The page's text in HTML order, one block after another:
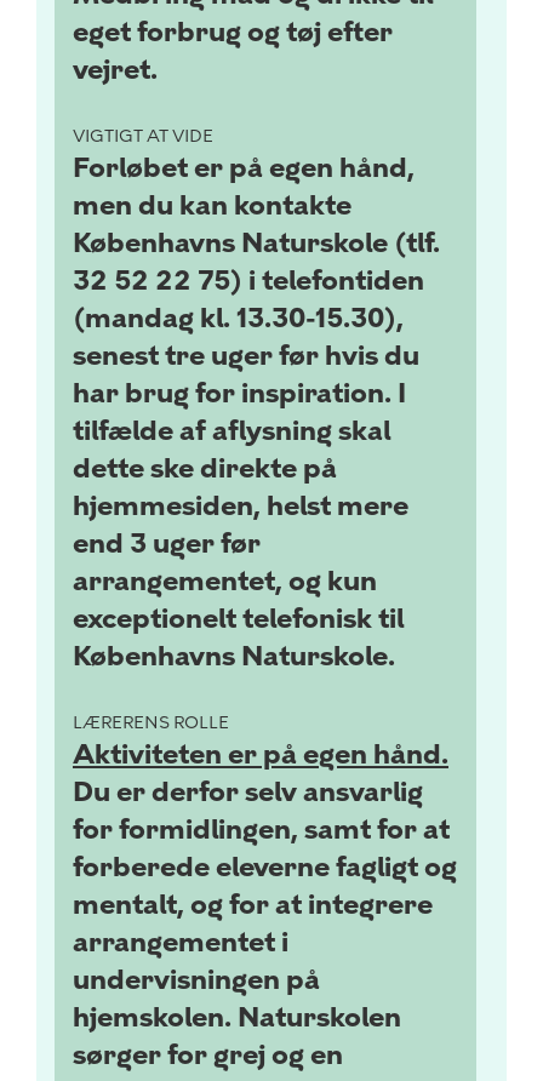
eget forbrug og tøj efter
vejret.
VIGTIGT AT VIDE
Forløbet er på egen hånd,
men du kan kontakte
Københavns Naturskole (tlf.
32 52 22 75) i telefontiden
(mandag kl. 13.30-15.30),
senest tre uger før hvis du
har brug for inspiration. I
tilfælde af aflysning skal
dette ske direkte på
hjemmesiden, helst mere
end 3 uger før
arrangementet, og kun
exceptionelt telefonisk til
Københavns Naturskole.
LÆRERENS ROLLE
Aktiviteten er på egen hånd.
Du er derfor selv ansvarlig
for formidlingen, samt for at
forberede eleverne fagligt og
mentalt, og for at integrere
arrangementet i
undervisningen på
hjemskolen. Naturskolen
sørger for grej og en